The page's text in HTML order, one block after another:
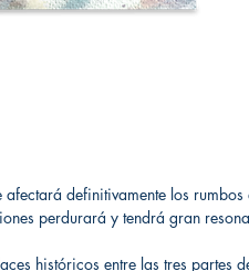
definitivamente los
perdurará y tendrá gran
históricos entre las tres